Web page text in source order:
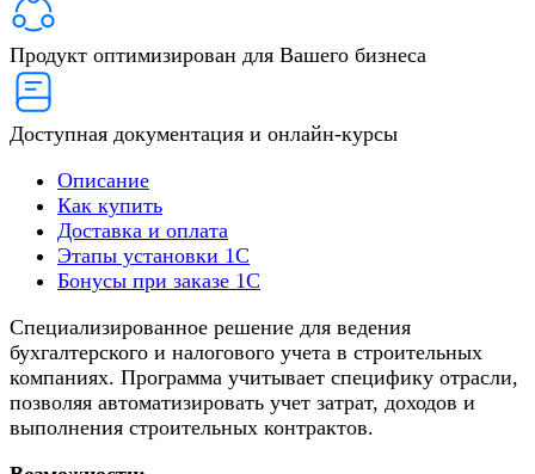
Продукт оптимизирован для Вашего бизнеса
Доступная документация и онлайн-курсы
Описание
Как купить
Доставка и оплата
Этапы установки 1С
Бонусы при заказе 1С
Специализированное решение для ведения
бухгалтерского и налогового учета в строительных
компаниях. Программа учитывает специфику отрасли,
позволяя автоматизировать учет затрат, доходов и
выполнения строительных контрактов.